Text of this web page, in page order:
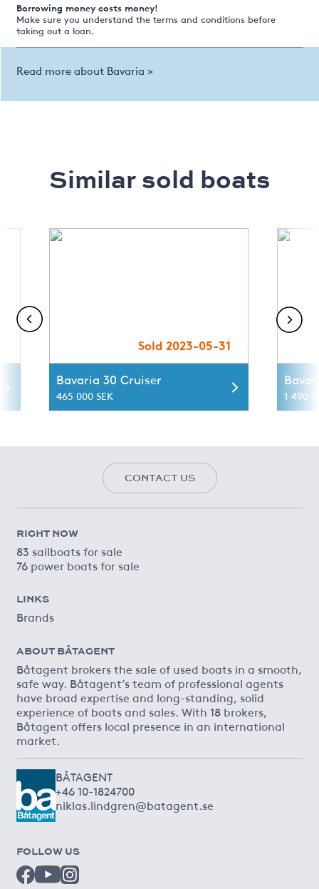
Borrowing money costs money!
Make sure you understand the terms and conditions before
taking out a loan.
Read more about Bavaria >
Similar sold boats
Sold 2023-05-31
Bavaria 30 Cruiser
465 000 SEK 1 490
CONTACT US
RIGHT NOW
83 sailboats for sale
76 power boats for sale
LINKS
Brands
ABOUT BÅTAGENT
Båtagent brokers the sale of used boats in a smooth,
safe way. Båtagent’s team of professional agents
have broad expertise and long-standing, solid
experience of boats and sales. With 18 brokers,
Båtagent offers local presence in an international
market.
BÅTAGENT
+46 10-1824700
niklas.lindgren@batagent.se
FOLLOW US